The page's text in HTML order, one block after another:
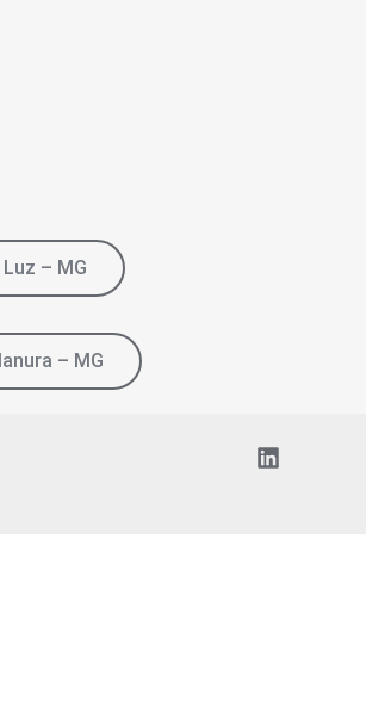
Luz – MG
– MG